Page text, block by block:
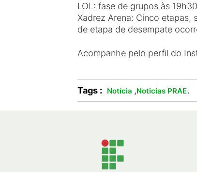
LOL: fase de grupos às
Xadrez Arena: Cinco etapas,
de etapa de desempate
Acompanhe pelo perfil do
Tags : Notícia ,Noticias PRAE.